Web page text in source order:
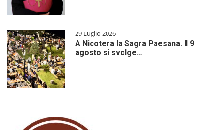
29 Luglio 2026
A Nicotera la Sagra Paesana. Il 9
agosto si svolge…